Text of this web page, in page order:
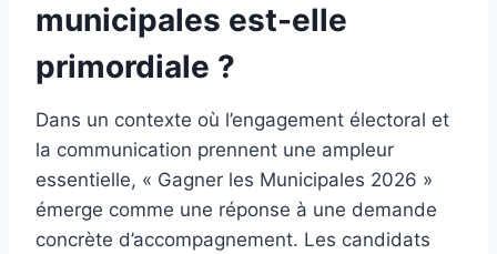
municipales est-elle
primordiale ?
Dans un contexte où l’engagement électoral et
la communication prennent une ampleur
essentielle, « Gagner les Municipales 2026 »
émerge comme une réponse à une demande
concrète d’accompagnement. Les candidats